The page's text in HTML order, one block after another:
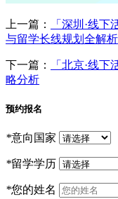
上一篇：
「深圳·线
与留学长线规划全解析
下一篇：
「北京·线
略分析
预约报名
*意向国家
*留学学历
*您的姓名